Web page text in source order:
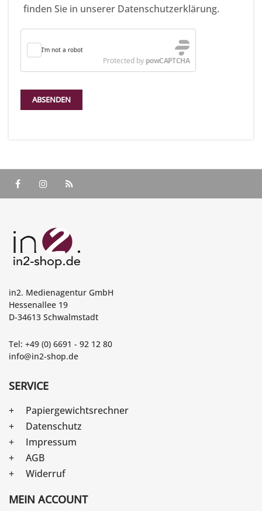
finden Sie in unserer Datenschutzerklärung.
ABSENDEN
in2. Medienagentur GmbH
Hessenallee 19
D-34613 Schwalmstadt
Tel: +49 (0) 6691 - 92 12 80
info@in2-shop.de
SERVICE
Papiergewichtsrechner
Datenschutz
Impressum
AGB
Widerruf
MEIN ACCOUNT